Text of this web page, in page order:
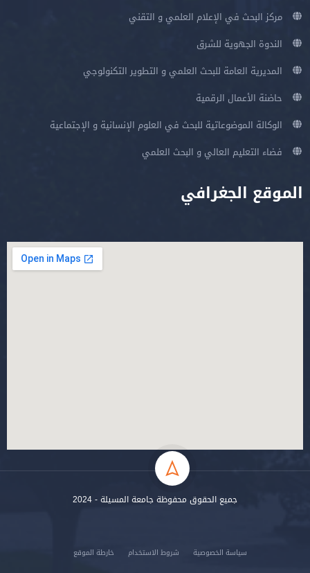
مركز البحث في الإعلام العلمي و التقني
الندوة الجهوية للشرق
المديرية العامة للبحث العلمي و التطوير التكنولوجي
حاضنة الأعمال الرقمية
الوكالة الموضوعاتية للبحث في العلوم الإنسانية و الإجتماعية
فضاء التعليم العالي و البحث العلمي
الموقع الجغرافي
جميع الحقوق محفوظة جامعة المسيلة - 2024
سياسة الخصوصية شروط الاستخدام خارطة الموقع